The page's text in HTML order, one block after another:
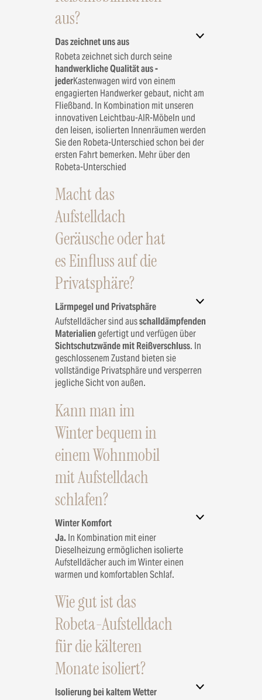
aus?
Das zeichnet uns aus
Robeta zeichnet sich durch seine
handwerkliche Qualität aus -
jederKastenwagen wird von einem
engagierten Handwerker gebaut, nicht am
Fließband. In Kombination mit unseren
innovativen Leichtbau-AIR-Möbeln und
den leisen, isolierten Innenräumen werden
Sie den Robeta-Unterschied schon bei der
ersten Fahrt bemerken. Mehr über den
Robeta-Unterschied
Macht das
Aufstelldach
Geräusche oder hat
es Einfluss auf die
Privatsphäre?
Lärmpegel und Privatsphäre
Aufstelldächer sind ausschalldämpfenden
Materialiengefertigt und verfügen über
Sichtschutzwände mit Reißverschluss. In
geschlossenem Zustand bieten sie
vollständige Privatsphäre und versperren
jegliche Sicht von außen.
Kann man im
Winter bequem in
einem Wohnmobil
mit Aufstelldach
schlafen?
Winter Komfort
Ja.In Kombination mit einer
Dieselheizung ermöglichen isolierte
Aufstelldächer auch im Winter einen
warmen und komfortablen Schlaf.
Wie gut ist das
Robeta-Aufstelldach
für die kälteren
Monate isoliert?
Isolierung bei kaltem Wetter